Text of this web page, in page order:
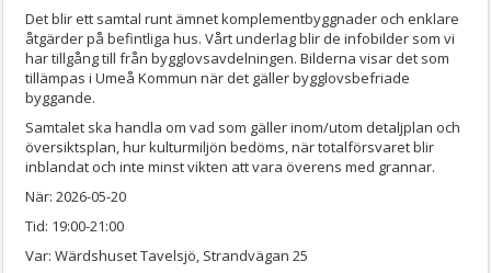
Det blir ett samtal runt ämnet komplementbyggnader och enklare
åtgärder på befintliga hus. Vårt underlag blir de infobilder som vi
har tillgång till från bygglovsavdelningen. Bilderna visar det som
tillämpas i Umeå Kommun när det gäller bygglovsbefriade
byggande.
Samtalet ska handla om vad som gäller inom/utom detaljplan och
översiktsplan, hur kulturmiljön bedöms, när totalförsvaret blir
inblandat och inte minst vikten att vara överens med grannar.
När: 2026-05-20
Tid: 19:00-21:00
Var: Wärdshuset Tavelsjö, Strandvägan 25